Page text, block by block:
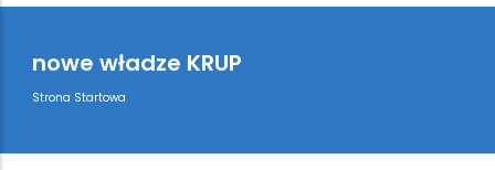
nowe władze KRUP
Breadcrumb
Strona Startowa